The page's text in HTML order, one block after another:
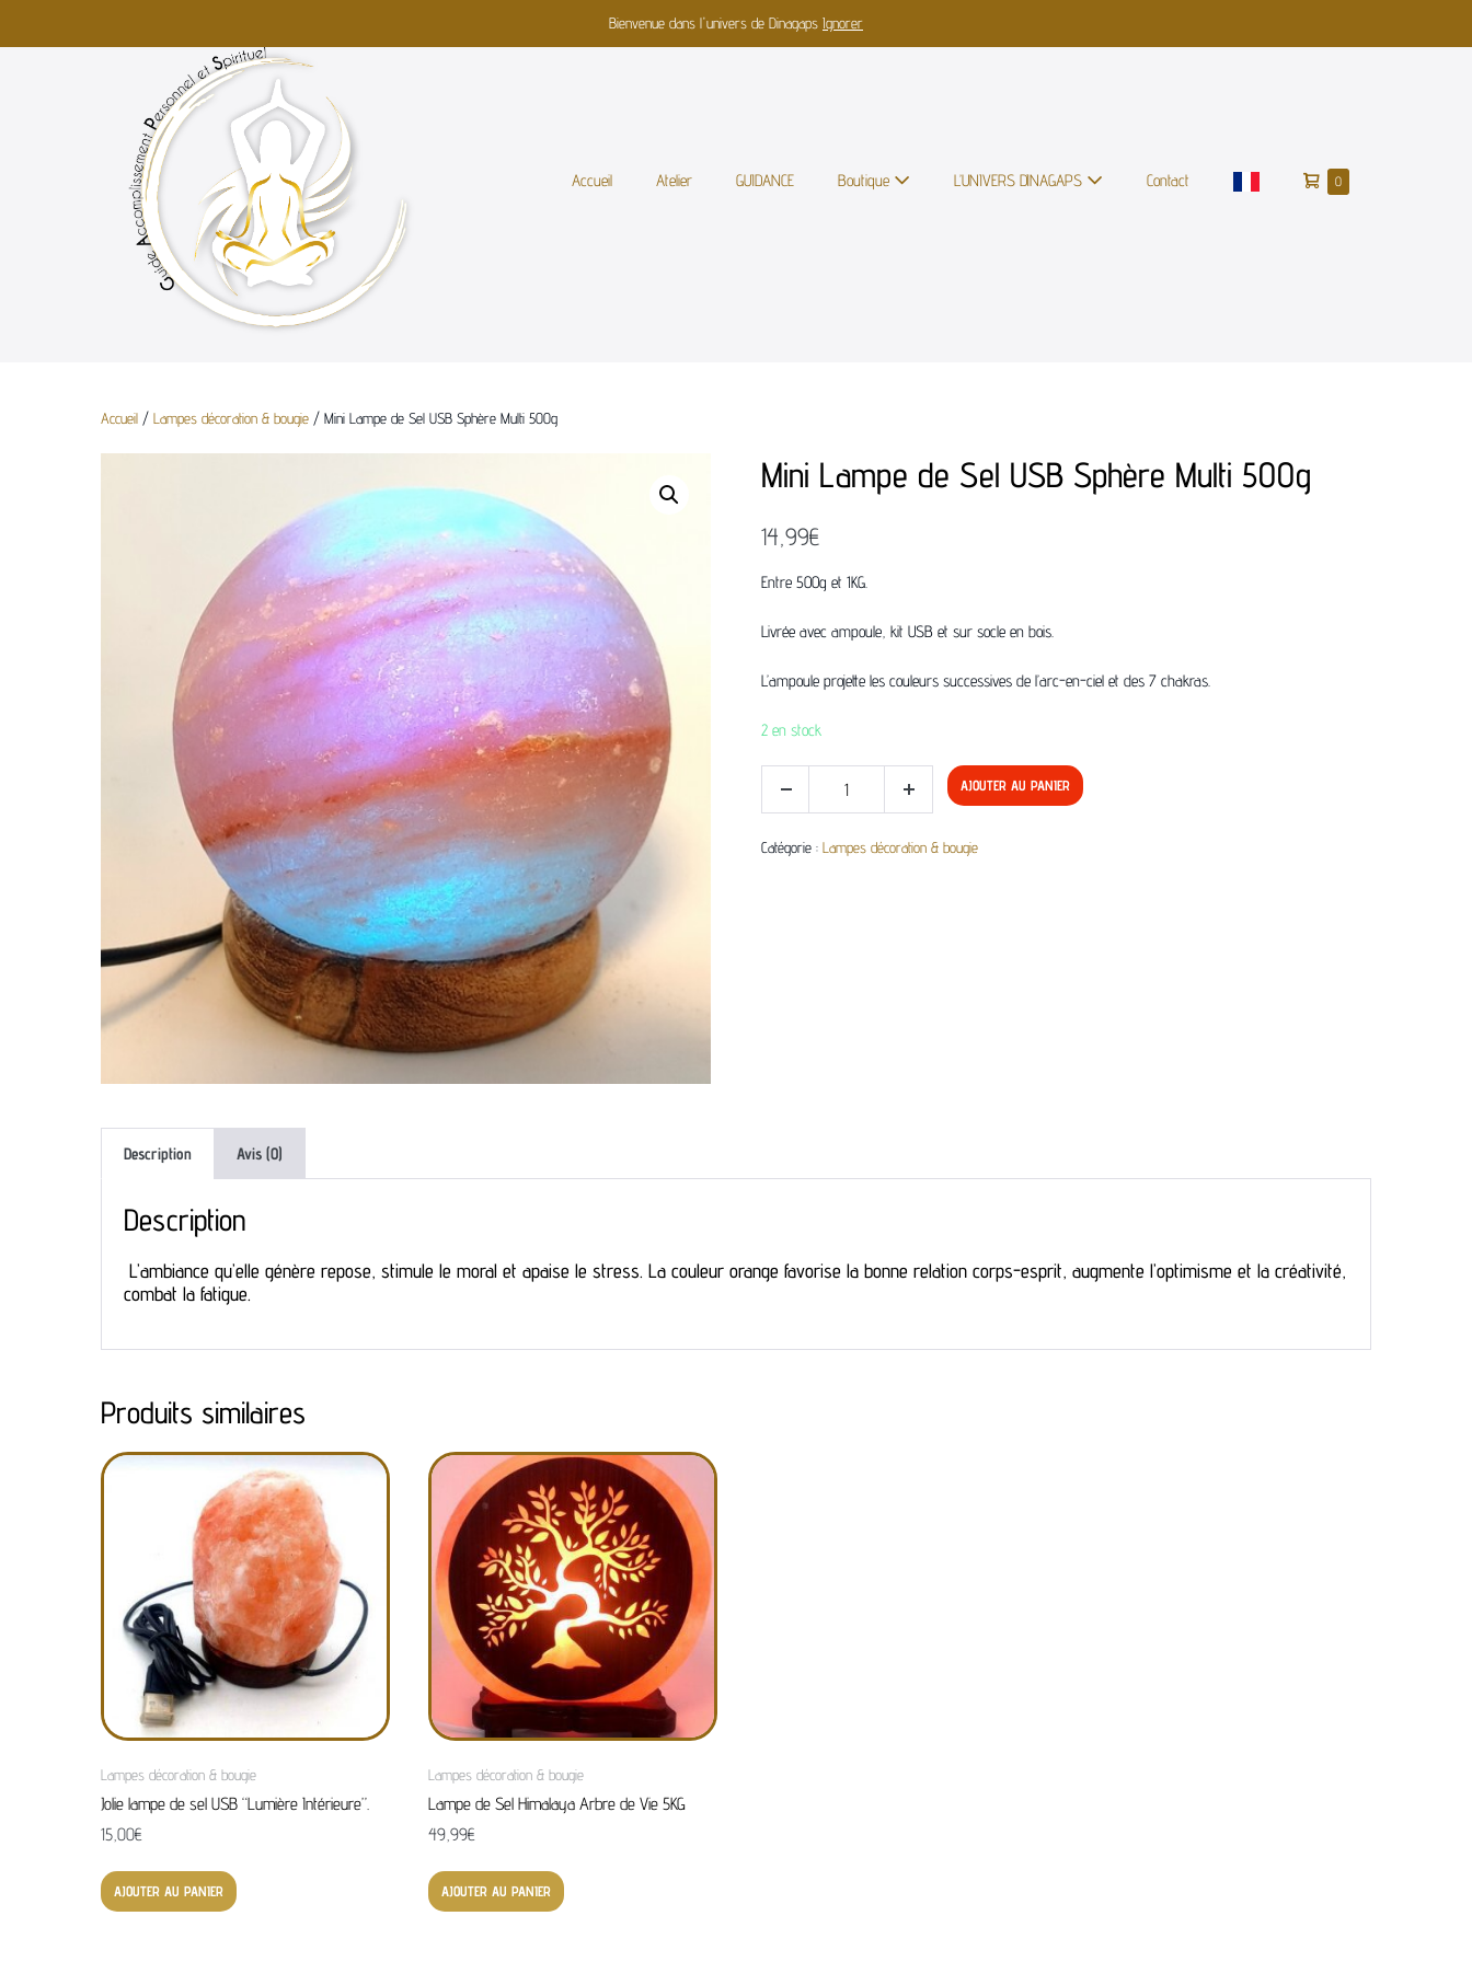
Bienvenue dans l'univers de Dinagaps Ignorer
Accueil Atelier GUIDANCE Boutique L’UNIVERS DINAGAPS Contact 0
Accueil / Lampes décoration & bougie / Mini Lampe de Sel USB Sphère Multi 500g
Mini Lampe de Sel USB Sphère Multi 500g
14,99€
Entre 500g et 1KG.
Livrée avec ampoule, kit USB et sur socle en bois.
L’ampoule projette les couleurs successives de l’arc-en-ciel et des 7 chakras.
2 en stock
AJOUTER AU PANIER
Catégorie :Lampes décoration & bougie
Description Avis (0)
Description
L’ambiance qu’elle génère repose, stimule le moral et apaise le stress. La couleur orange favorise la bonne relation corps-esprit, augmente l’optimisme et la créativité,
combat la fatigue.
Produits similaires
Lampes décoration & bougie
Jolie lampe de sel USB “Lumière Intérieure”.
15,00€
AJOUTER AU PANIER
Lampes décoration & bougie
Lampe de Sel Himalaya Arbre de Vie 5KG
49,99€
AJOUTER AU PANIER